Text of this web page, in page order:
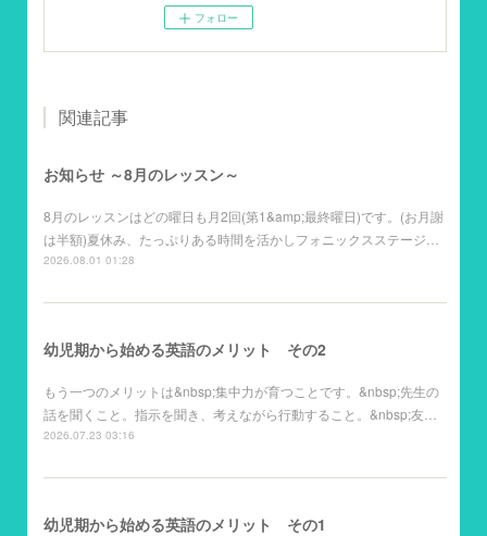
フォロー
関連記事
お知らせ ～8月のレッスン～
8月のレッスンはどの曜日も月2回(第1&amp;最終曜日)です。(お月謝
は半額)夏休み、たっぷりある時間を活かしフォニックスステージ…
2026.08.01 01:28
幼児期から始める英語のメリット その2
もう一つのメリットは&nbsp;集中力が育つことです。&nbsp;先生の
話を聞くこと。指示を聞き、考えながら行動すること。&nbsp;友…
2026.07.23 03:16
幼児期から始める英語のメリット その1